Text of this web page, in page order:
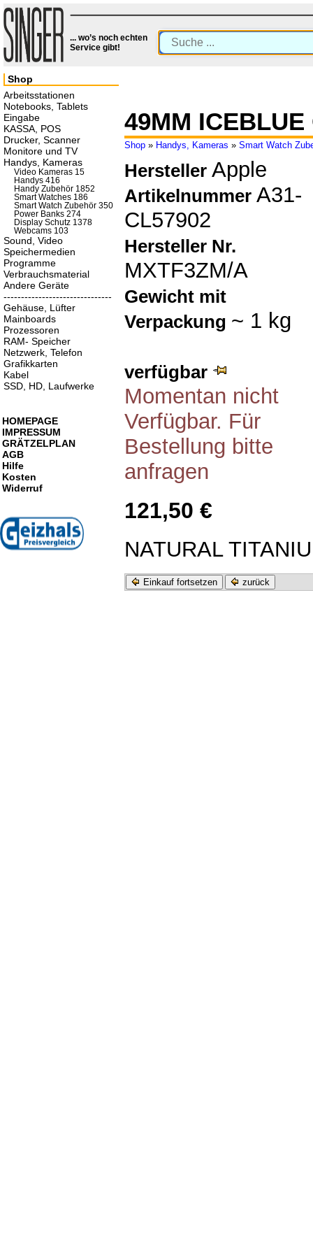
... wo’s noch echten
Service gibt!
49MM
Shop » Handys, Kameras » Smart Watch
Hersteller Apple
Artikelnummer A31-
CL57902
Hersteller Nr.
MXTF3ZM/A
Gewicht mit
Verpackung ~ 1 kg
verfügbar
Momentan nicht
Verfügbar. Für
Bestellung bitte
anfragen
121,50 €
NATURAL
Einkauf fortsetzen zurück
Shop
Arbeitsstationen
Notebooks, Tablets
Eingabe
KASSA, POS
Drucker, Scanner
Monitore und TV
Handys, Kameras
Video Kameras 15
Handys 416
Handy Zubehör 1852
Smart Watches 186
Smart Watch Zubehör 350
Power Banks 274
Display Schutz 1378
Webcams 103
Sound, Video
Speichermedien
Programme
Verbrauchsmaterial
Andere Geräte
-------------------------------
Gehäuse, Lüfter
Mainboards
Prozessoren
RAM- Speicher
Netzwerk, Telefon
Grafikkarten
Kabel
SSD, HD, Laufwerke
HOMEPAGE
IMPRESSUM
GRÄTZELPLAN
AGB
Hilfe
Kosten
Widerruf